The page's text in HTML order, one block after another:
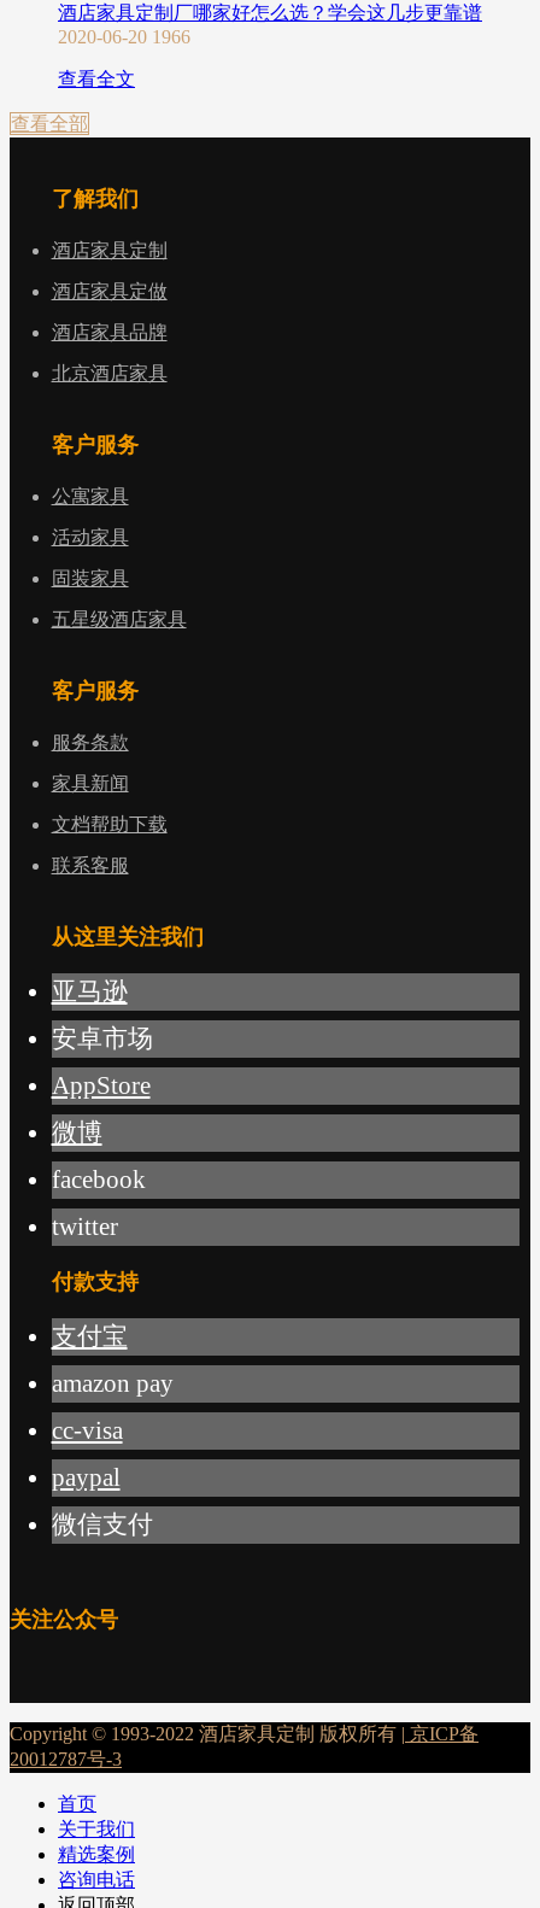
酒店家具定制厂哪家好怎么选？学会这几步更靠谱
2020-06-20 1966
查看全文
查看全部
了解我们
酒店家具定制
酒店家具定做
酒店家具品牌
北京酒店家具
客户服务
公寓家具
活动家具
固装家具
五星级酒店家具
客户服务
服务条款
家具新闻
文档帮助下载
联系客服
从这里关注我们
亚马逊
安卓市场
AppStore
微博
facebook
twitter
付款支持
支付宝
amazon pay
cc-visa
paypal
微信支付
关注公众号
Copyright © 1993-2022 酒店家具定制 版权所有 | 京ICP备
20012787号-3
首页
关于我们
精选案例
咨询电话